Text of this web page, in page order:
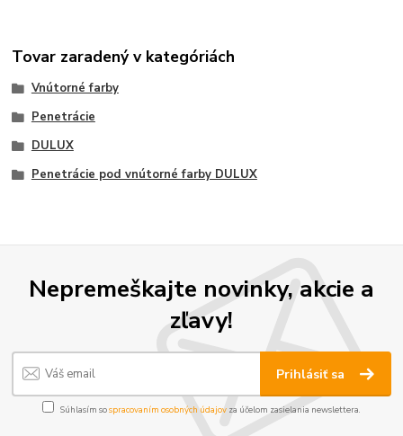
Tovar zaradený v kategóriách
Vnútorné farby
Penetrácie
DULUX
Penetrácie pod vnútorné farby DULUX
Nepremeškajte novinky, akcie a
zľavy!
Prihlásiť sa
Súhlasím sospracovaním osobných údajov za účelom zasielania newslettera.